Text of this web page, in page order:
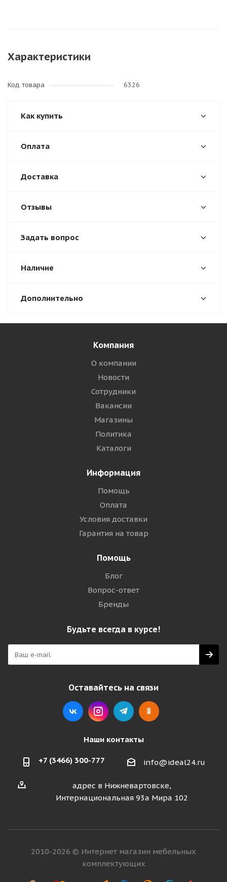
Характеристики
Код товара 6326
Как купить
Оплата
Доставка
Отзывы
Задать вопрос
Наличие
Дополнительно
Компания
О компании
Новости
Сотрудники
Вакансии
Магазины
Политика
Каталоги
Информация
Помощь
Оплата
Условия доставки
Гарантия на товар
Помощь
Блог
Вопрос-ответ
Бренды
Будьте всегда в курсе!
Оставайтесь на связи
Наши контакты
+7 (3466) 300-777 info@ideal24.ru
адрес в Нижневартовске,
Интернациональная 93а Мира 102
2010-2026 © Интернет магазин мебельных
комплектующих